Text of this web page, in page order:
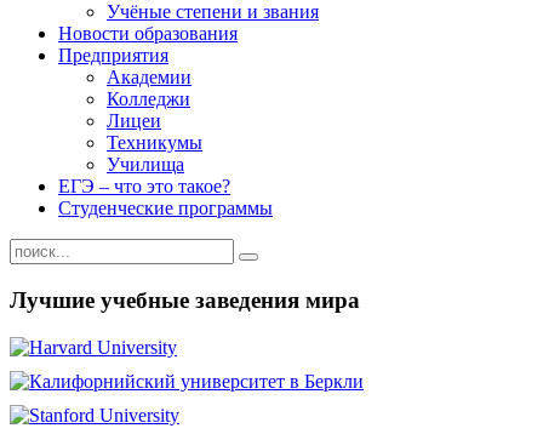
Учёные степени и звания
Новости образования
Предприятия
Академии
Колледжи
Лицеи
Техникумы
Училища
ЕГЭ – что это такое?
Студенческие программы
Лучшие учебные заведения мира